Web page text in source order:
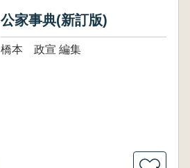
公家事典(新訂版)
橋本 政宣 編集